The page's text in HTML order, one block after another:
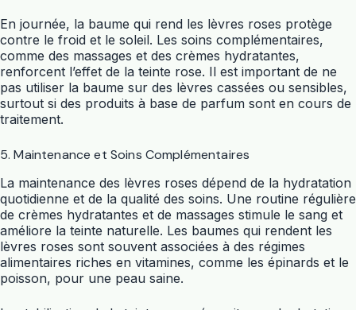
En journée, la baume qui rend les lèvres roses protège
contre le froid et le soleil. Les soins complémentaires,
comme des massages et des crèmes hydratantes,
renforcent l’effet de la teinte rose. Il est important de ne
pas utiliser la baume sur des lèvres cassées ou sensibles,
surtout si des produits à base de parfum sont en cours de
traitement.
5. Maintenance et Soins Complémentaires
La maintenance des lèvres roses dépend de la hydratation
quotidienne et de la qualité des soins. Une routine régulière
de crèmes hydratantes et de massages stimule le sang et
améliore la teinte naturelle. Les baumes qui rendent les
lèvres roses sont souvent associées à des régimes
alimentaires riches en vitamines, comme les épinards et le
poisson, pour une peau saine.